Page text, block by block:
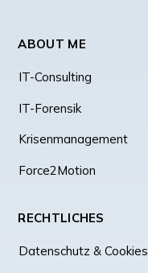
ABOUT ME
IT-Consulting
IT-Forensik
Krisenmanagement
Force2Motion
RECHTLICHES
Datenschutz & Cookies